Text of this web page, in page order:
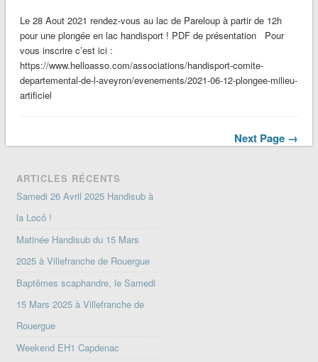
Le 28 Aout 2021 rendez-vous au lac de Pareloup à partir de 12h
pour une plongée en lac handisport ! PDF de présentation Pour
vous inscrire c’est ici :
https://www.helloasso.com/associations/handisport-comite-
departemental-de-l-aveyron/evenements/2021-06-12-plongee-milieu-
artificiel
Next Page →
ARTICLES RÉCENTS
Samedi 26 Avril 2025 Handisub à
la Locô !
Matinée Handisub du 15 Mars
2025 à Villefranche de Rouergue
Baptêmes scaphandre, le Samedi
15 Mars 2025 à Villefranche de
Rouergue
Weekend EH1 Capdenac